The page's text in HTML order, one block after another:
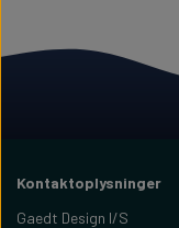
Kontaktoplysninger
Gaedt Design I/S